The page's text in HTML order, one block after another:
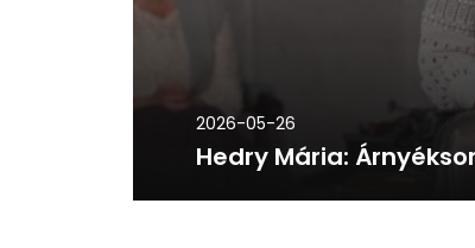
2026-05-26
Hedry Mária: